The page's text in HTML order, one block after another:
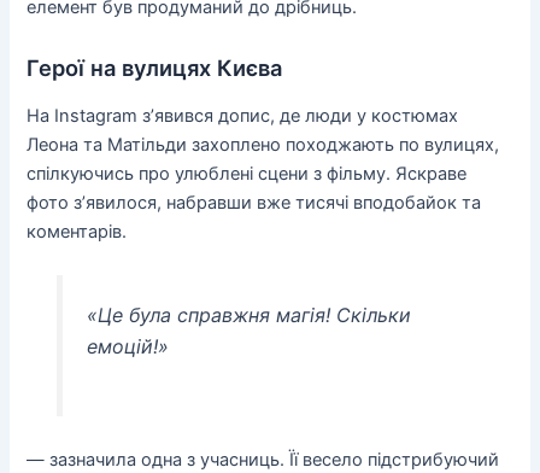
елемент був продуманий до дрібниць.
Герої на вулицях Києва
На Instagram з’явився допис, де люди у костюмах
Леона та Матільди захоплено походжають по вулицях,
спілкуючись про улюблені сцени з фільму. Яскраве
фото з’явилося, набравши вже тисячі вподобайок та
коментарів.
«Це була справжня магія! Скільки
емоцій!»
— зазначила одна з учасниць. Її весело підстрибуючий